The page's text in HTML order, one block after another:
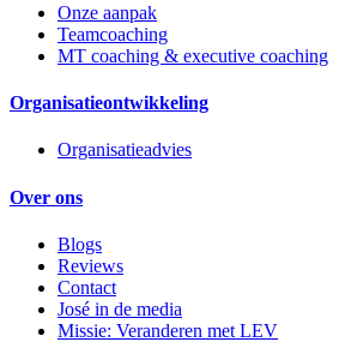
Onze aanpak
Teamcoaching
MT coaching & executive coaching
Organisatieontwikkeling
Organisatieadvies
Over ons
Blogs
Reviews
Contact
José in de media
Missie: Veranderen met LEV